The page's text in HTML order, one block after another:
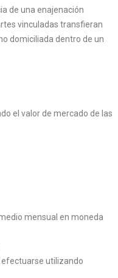
de una enajenación
vinculadas transfieran
domiciliada dentro de un
el valor de mercado de las
mensual en moneda
efectuarse utilizando